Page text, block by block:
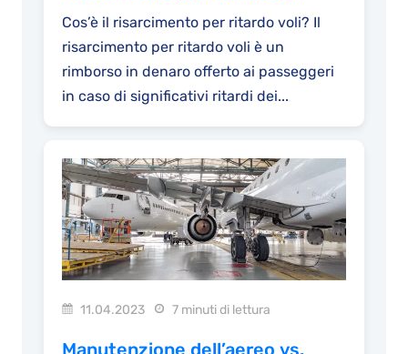
Cos’è il risarcimento per ritardo voli? Il
risarcimento per ritardo voli è un
rimborso in denaro offerto ai passeggeri
in caso di significativi ritardi dei...
11.04.2023 7 minuti di lettura